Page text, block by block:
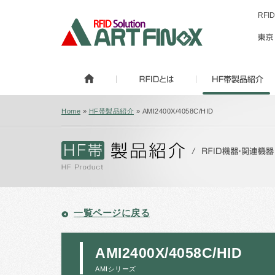
Home » HF帯製品紹介 » AMI2400X/4058C/HID
一覧ページに戻る
AMI2400X/4058C/HID
AMIシリーズ